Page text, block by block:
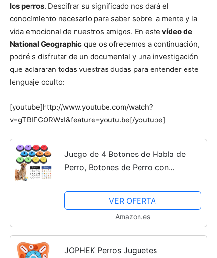
de
Perros
–
de
Cachorros
los perros. Descifrar su significado nos dará el
conocimiento necesario para saber sobre la mente y la
vida emocional de nuestros amigos. En este vídeo de
National Geographic que os ofrecemos a continuación,
podréis disfrutar de un documental y una investigación
que aclararan todas vuestras dudas para entender este
lenguaje oculto:
[youtube]http://www.youtube.com/watch?
v=gTBIFGORWxI&feature=youtu.be[/youtube]
Juego de 4 Botones de Habla de
Perro, Botones de Perro con
Botones de Comunicación para
Perro, Zumbadores de Entrenamiento
VER OFERTA
Amazon.es
JOPHEK Perros Juguetes